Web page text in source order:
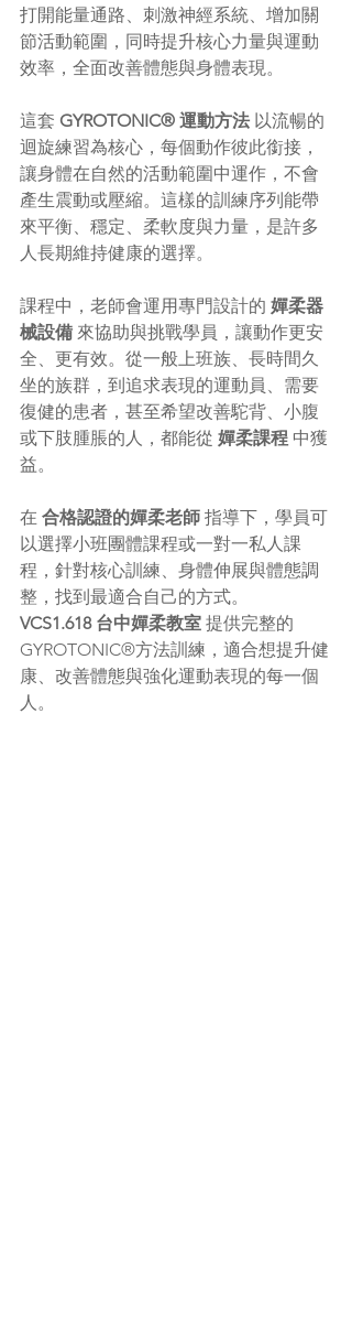
打開能量通路、刺激神經系統、增加關
節活動範圍，同時提升核心力量與運動
效率，全面改善體態與身體表現。
這套 GYROTONIC® 運動方法 以流暢的
迴旋練習為核心，每個動作彼此銜接，
讓身體在自然的活動範圍中運作，不會
產生震動或壓縮。這樣的訓練序列能帶
來平衡、穩定、柔軟度與力量，是許多
人長期維持健康的選擇。
課程中，老師會運用專門設計的 嬋柔器
械設備 來協助與挑戰學員，讓動作更安
全、更有效。從一般上班族、長時間久
坐的族群，到追求表現的運動員、需要
復健的患者，甚至希望改善駝背、小腹
或下肢腫脹的人，都能從 嬋柔課程 中獲
益。
在 合格認證的嬋柔老師 指導下，學員可
以選擇小班團體課程或一對一私人課
程，針對核心訓練、身體伸展與體態調
整，找到最適合自己的方式。
VCS1.618 台中嬋柔教室 提供完整的
GYROTONIC®方法訓練，適合想提升健
康、改善體態與強化運動表現的每一個
人。